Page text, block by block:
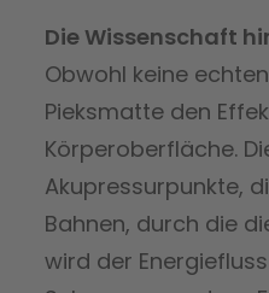
Die Wissenschaft
Obwohl keine
Pieksmatte den
Körperoberfläche.
Akupressurpunkte,
Bahnen, durch die
wird der